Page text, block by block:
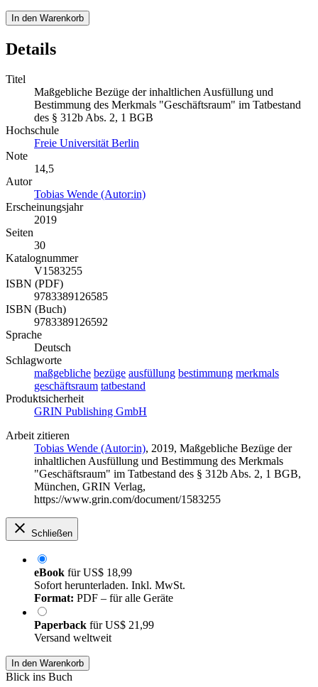
In den Warenkorb
Details
Titel
Maßgebliche Bezüge der inhaltlichen Ausfüllung und
Bestimmung des Merkmals "Geschäftsraum" im Tatbestand
des § 312b Abs. 2, 1 BGB
Hochschule
Freie Universität Berlin
Note
14,5
Autor
Tobias Wende (Autor:in)
Erscheinungsjahr
2019
Seiten
30
Katalognummer
V1583255
ISBN (PDF)
9783389126585
ISBN (Buch)
9783389126592
Sprache
Deutsch
Schlagworte
maßgebliche bezüge ausfüllung bestimmung merkmals
geschäftsraum tatbestand
Produktsicherheit
GRIN Publishing GmbH
Arbeit zitieren
Tobias Wende (Autor:in), 2019, Maßgebliche Bezüge der
inhaltlichen Ausfüllung und Bestimmung des Merkmals
"Geschäftsraum" im Tatbestand des § 312b Abs. 2, 1 BGB,
München, GRIN Verlag,
https://www.grin.com/document/1583255
Schließen
eBook fürUS$ 18,99
Sofort herunterladen. Inkl. MwSt.
Format: PDF – für alle Geräte
Paperback fürUS$ 21,99
Versand weltweit
In den Warenkorb
Blick ins Buch